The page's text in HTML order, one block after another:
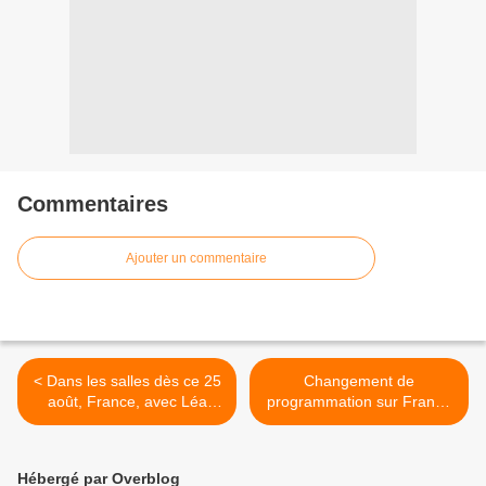
Commentaires
Ajouter un commentaire
< Dans les salles dès ce 25
août, France, avec Léa
Seydoux, Blanche Gardin,
Changement de
programmation sur France
4 : Volley ce mercredi puis
Hébergé par Overblog